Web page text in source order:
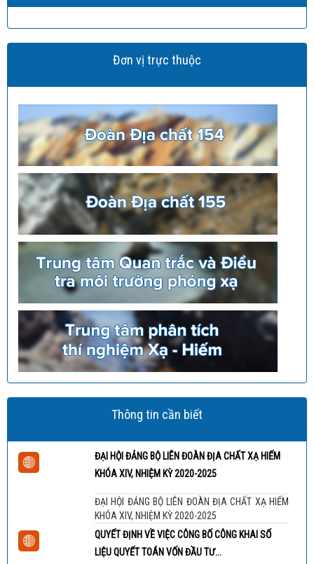
Đơn vị trực thuộc
Thông tin cần biết
ĐẠI HỘI ĐẢNG BỘ LIÊN ĐOÀN ĐỊA CHẤT XẠ HIẾM
KHÓA XIV, NHIỆM KỲ 2020-2025
ĐẠI HỘI ĐẢNG BỘ LIÊN ĐOÀN ĐỊA CHẤT XẠ HIẾM
KHÓA XIV, NHIỆM KỲ 2020-2025
QUYẾT ĐỊNH VỀ VIỆC CÔNG BỐ CÔNG KHAI SỐ
LIỆU QUYẾT TOÁN VỐN ĐẦU TƯ...